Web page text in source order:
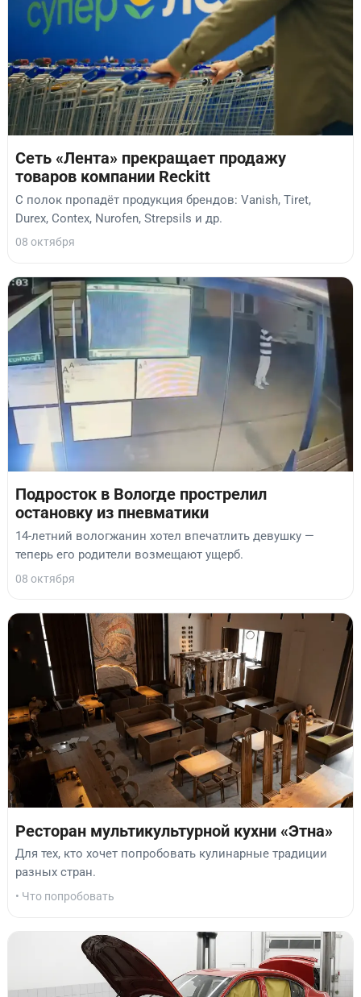
Сеть «Лента» прекращает продажу
товаров компании Reckitt
С полок пропадёт продукция брендов: Vanish, Tiret,
Durex, Contex, Nurofen, Strepsils и др.
08 октября
Подросток в Вологде прострелил
остановку из пневматики
14-летний вологжанин хотел впечатлить девушку —
теперь его родители возмещают ущерб.
08 октября
Ресторан мультикультурной кухни «Этна»
Для тех, кто хочет попробовать кулинарные традиции
разных стран.
• Что попробовать